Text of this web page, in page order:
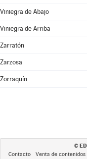
Viniegra de Abajo
Viniegra de Arriba
Zarratón
Zarzosa
Zorraquín
©
Contacto Venta de contenidos